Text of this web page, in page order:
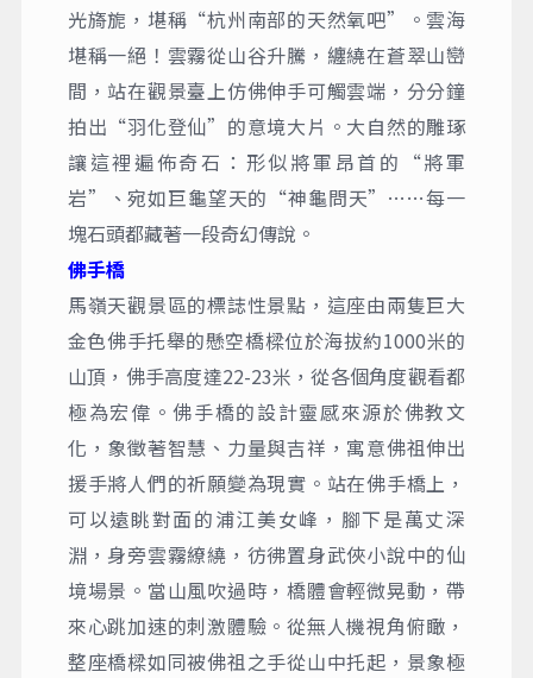
光旖旎，堪稱“杭州南部的天然氧吧”。雲海
堪稱一絕！雲霧從山谷升騰，纏繞在蒼翠山巒
間，站在觀景臺上仿佛伸手可觸雲端，分分鐘
拍出“羽化登仙”的意境大片。大自然的雕琢
讓這裡遍佈奇石：形似將軍昂首的“將軍
岩”、宛如巨龜望天的“神龜問天”……每一
塊石頭都藏著一段奇幻傳說。
佛手橋
馬嶺天觀景區的標誌性景點，這座由兩隻巨大
金色佛手托舉的懸空橋樑位於海拔約1000米的
山頂，佛手高度達22-23米，從各個角度觀看都
極為宏偉。佛手橋的設計靈感來源於佛教文
化，象徵著智慧、力量與吉祥，寓意佛祖伸出
援手將人們的祈願變為現實。站在佛手橋上，
可以遠眺對面的浦江美女峰，腳下是萬丈深
淵，身旁雲霧繚繞，彷彿置身武俠小說中的仙
境場景。當山風吹過時，橋體會輕微晃動，帶
來心跳加速的刺激體驗。從無人機視角俯瞰，
整座橋樑如同被佛祖之手從山中托起，景象極